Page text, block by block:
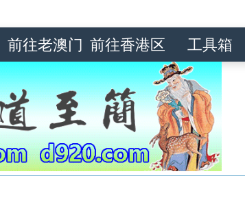
前往老澳门 前往香港区 工具箱